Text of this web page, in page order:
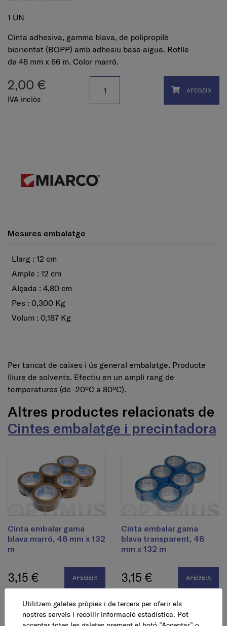
1 UN
Cinta adhesiva, gamma blava, de polipropilè
biorientat (BOPP) amb adhesiu base aigua. Rotlle
de 48 mm x 66 m. Color marró.
2,00 €
IVA inclòs
AFEGEIX
Mesures embalatge
Llarg : 12 cm
Ample : 12 cm
Alçada : 4,80 cm
Pes : 0,300 Kg
Volum : 0,187 Kg
Per tancat de caixes i ús general embalatge. Producte
lliure de solvents. Efectiu en un ampli rang de
temperatures (de -20ºC a 80ºC).
Altres productes relacionats de
Cintes embalatge i precintadora
Cinta embalar gama
blava marró, 48 mm x 132
m
3,15 € AFEGEIX
Cinta embalar gama
blava transparent, 48
mm x 132 m
3,15 € AFEGEIX
Utilitzem galetes pròpies i de tercers per oferir els
nostres serveis i recollir informació estadística. Pot